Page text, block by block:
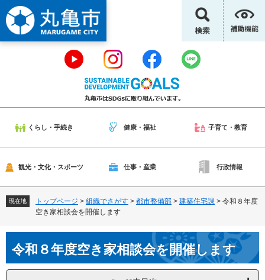
ー
ジ
の
。
ニ
ュ
ー
て
くらし・手続き 健康・福祉 子育て・教育
観光・文化・スポーツ 仕事・産業 行政情報
現在地 トップページ > 組織でさがす > 都市整備部 > 建築住宅課 > 令和８年度
空き家相談会を開催します
文令和８年度空き家相談会を開催します